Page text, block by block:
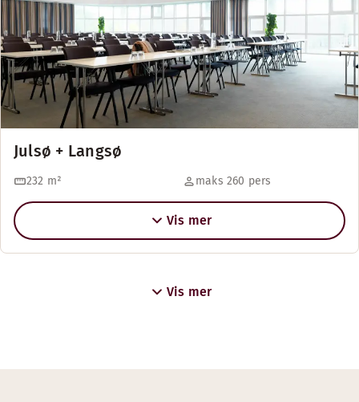
Julsø + Langsø
232 m² maks 260 pers
Vis mer
Vis mer